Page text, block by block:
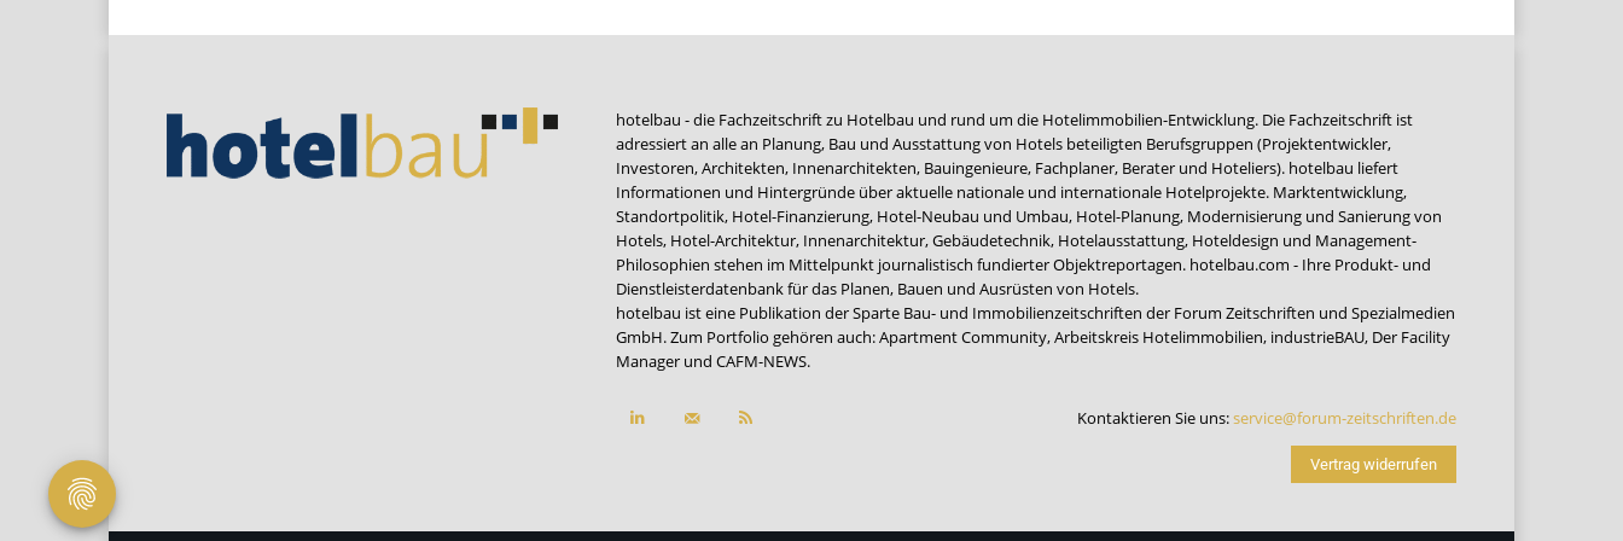
hotelbau - die Fachzeitschrift zu Hotelbau und rund um die Hotelimmobilien-Entwicklung. Die Fachzeitschrift ist
adressiert an alle an Planung, Bau und Ausstattung von Hotels beteiligten Berufsgruppen (Projektentwickler,
Investoren, Architekten, Innenarchitekten, Bauingenieure, Fachplaner, Berater und Hoteliers). hotelbau liefert
Informationen und Hintergründe über aktuelle nationale und internationale Hotelprojekte. Marktentwicklung,
Standortpolitik, Hotel-Finanzierung, Hotel-Neubau und Umbau, Hotel-Planung, Modernisierung und Sanierung von
Hotels, Hotel-Architektur, Innenarchitektur, Gebäudetechnik, Hotelausstattung, Hoteldesign und Management-
Philosophien stehen im Mittelpunkt journalistisch fundierter Objektreportagen. hotelbau.com - Ihre Produkt- und
Dienstleisterdatenbank für das Planen, Bauen und Ausrüsten von Hotels.
hotelbau ist eine Publikation der Sparte Bau- und Immobilienzeitschriften der Forum Zeitschriften und Spezialmedien
GmbH. Zum Portfolio gehören auch:Apartment Community,Arbeitskreis Hotelimmobilien, industrieBAU, Der Facility
Manager und CAFM-NEWS.
Kontaktieren Sie uns:service@forum-zeitschriften.de
Vertrag widerrufen